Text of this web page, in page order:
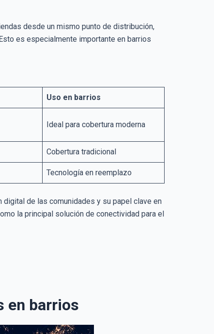
desde un mismo punto de distribución,
es especialmente importante en barrios
Uso en barrios
Ideal para cobertura moderna
Cobertura tradicional
Tecnología en reemplazo
de las comunidades y su papel clave en
la principal solución de conectividad para el
en barrios